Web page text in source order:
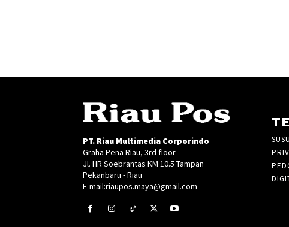
PT. Riau Multimedia Corporindo
Graha Pena Riau, 3rd floor
Jl. HR Soebrantas KM 10.5 Tampan
Pekanbaru - Riau
E-mail:riaupos.maya@gmail.com